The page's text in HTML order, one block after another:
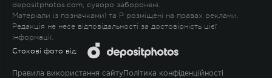
depositphotos.com, суворо заборонені.
Матеріали із позначками! та P розміщені на правах реклами.
Редакція не несе відповідальності за достовірність цієї
інформації.
Стокові фото від:
Правила використання сайту Політика конфіденційності